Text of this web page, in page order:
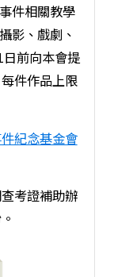
件相關教學
影、戲劇、
前向本會提
件作品上限
紀念基金會
考證補助辦